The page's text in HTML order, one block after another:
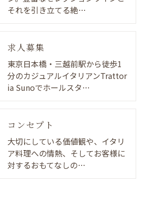
それを引き立てる絶…
求人募集
東京日本橋・三越前駅から徒歩1
分のカジュアルイタリアンTrattor
ia Sunoでホールスタ…
コンセプト
大切にしている価値観や、イタリ
ア料理への情熱、そしてお客様に
対するおもてなしの…